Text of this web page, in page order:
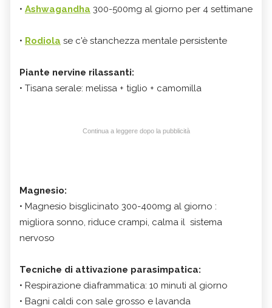
• Ashwagandha 300-500mg al giorno per 4 settimane
• Rodiola se c'è stanchezza mentale persistente
Piante nervine rilassanti:
• Tisana serale: melissa + tiglio + camomilla
Continua a leggere dopo la pubblicità
Magnesio:
• Magnesio bisglicinato 300-400mg al giorno :
migliora sonno, riduce crampi, calma il sistema
nervoso
Tecniche di attivazione parasimpatica:
• Respirazione diaframmatica: 10 minuti al giorno
• Bagni caldi con sale grosso e lavanda